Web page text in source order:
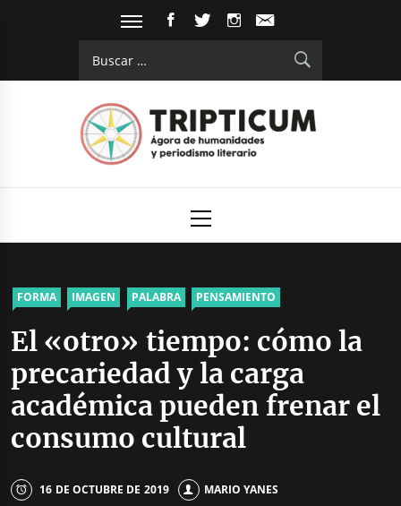
FACEBOOKTWITTERINSTAGRAM
principal
FORMA IMAGEN PALABRA PENSAMIENTO
El «otro» tiempo: cómo la
precariedad y la carga
académica pueden frenar el
consumo cultural
16 DE OCTUBRE DE 2019 MARIO YANES